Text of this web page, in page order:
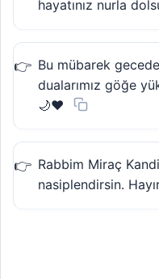
hayatınız nurla
Bu mübarek
dualarımız göğe
🌙❤️
Rabbim Miraç
nasiplendirsin.